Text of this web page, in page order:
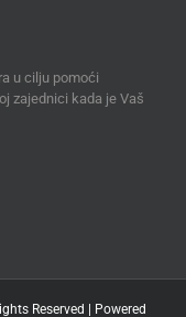
u cilju pomoći
zajednici kada je Vaš
Reserved | Powered